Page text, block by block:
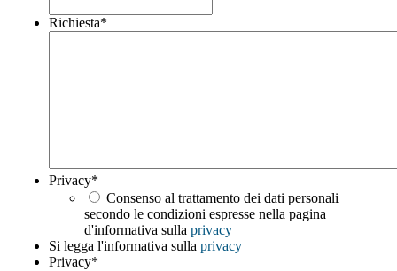
Richiesta*
Privacy*
Consenso al trattamento dei dati personali
secondo le condizioni espresse nella pagina
d'informativa sulla privacy
Si legga l'informativa sulla privacy
Privacy*